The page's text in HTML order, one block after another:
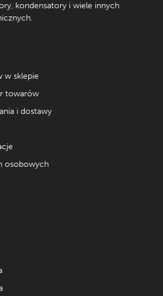
kondensatory i wiele innych
w sklepie
towarów
i dostawy
osobowych